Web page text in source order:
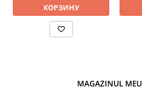
КОРЗИНУ
MAGAZINUL MEU